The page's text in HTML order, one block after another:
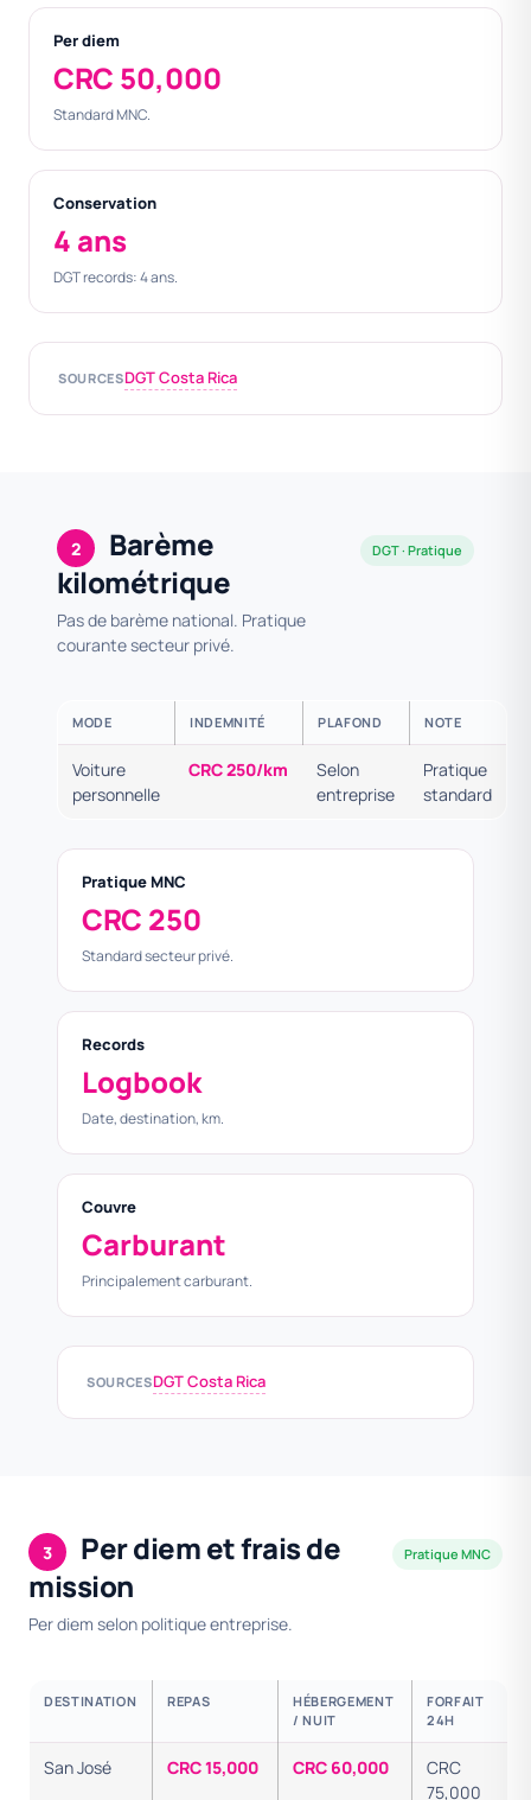
Per diem
CRC 50,000
Standard MNC.
Conservation
4 ans
DGT records: 4 ans.
SOURCESDGT Costa Rica
2
Barème
kilométrique
Pas de barème national. Pratique
courante secteur privé.
DGT · Pratique
MODE INDEMNITÉ PLAFOND NOTE
Voiture
personnelle
CRC 250/km
Selon
entreprise
Pratique
standard
Pratique MNC
CRC 250
Standard secteur privé.
Records
Logbook
Date, destination, km.
Couvre
Carburant
Principalement carburant.
SOURCESDGT Costa Rica
3
Per diem et frais de
mission
Per diem selon politique entreprise.
Pratique MNC
DESTINATION REPAS
HÉBERGEMENT
/ NUIT
FORFAIT
24H
San José CRC 15,000 CRC 60,000
CRC
75,000